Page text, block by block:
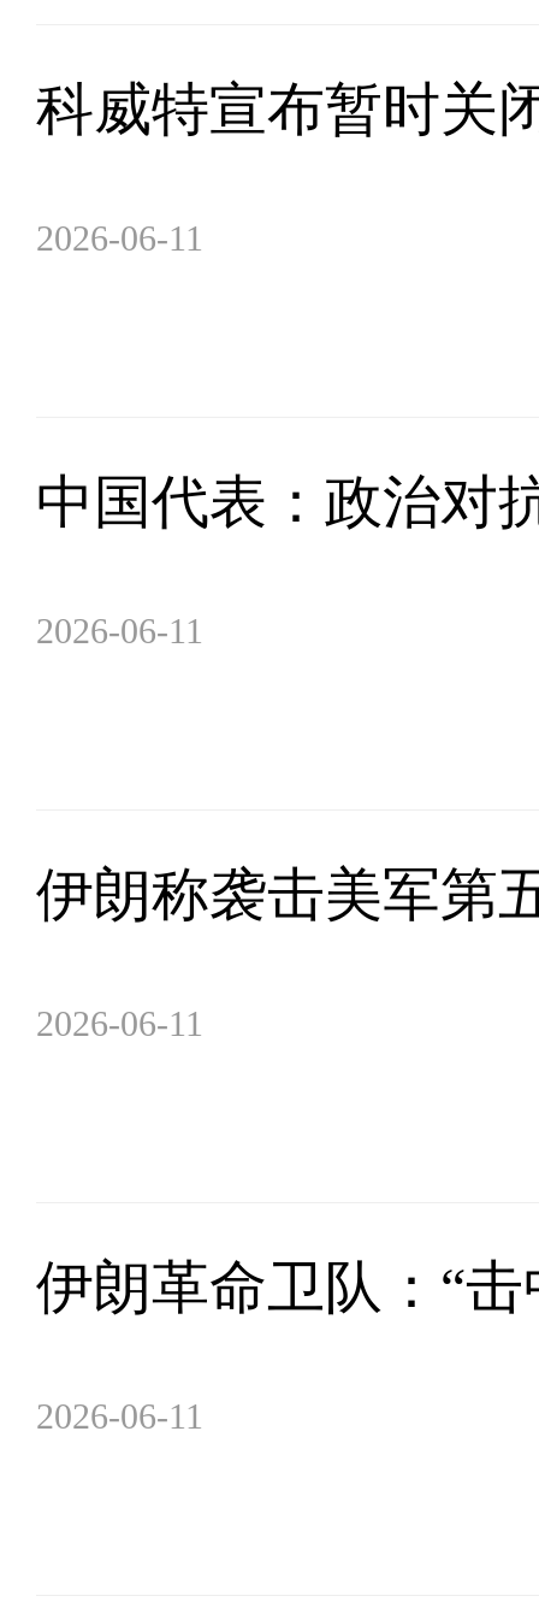
科威特宣布暂时关
2026-06-11
中国代表：政治对
2026-06-11
伊朗称袭击美军第
2026-06-11
伊朗革命卫队：“
2026-06-11